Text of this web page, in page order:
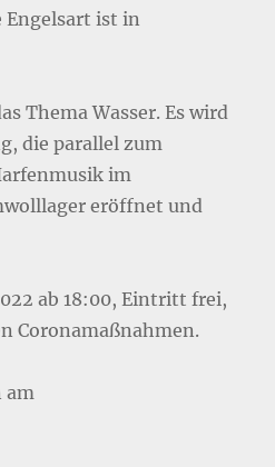
ist in
Thema Wasser. Es wird
die parallel zum
im
eröffnet und
ab 18:00, Eintritt frei,
Coronamaßnahmen.
am